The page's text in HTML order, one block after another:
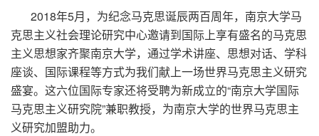
2018年5月，为纪念马克思诞辰两百周年，南京大学马
克思主义社会理论研究中心邀请到国际上享有盛名的马克思
主义思想家齐聚南京大学，通过学术讲座、思想对话、学科
座谈、国际课程等方式为我们献上一场世界马克思主义研究
盛宴。这六位国际专家还将受聘为新成立的“南京大学国际
马克思主义研究院”兼职教授，为南京大学的世界马克思主
义研究加盟助力。